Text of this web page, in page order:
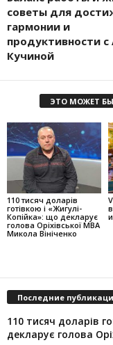
советы для
гармонии и
продуктивности с
Кучиной
ЭТО МОЖЕТ
110 тисяч доларів
готівкою і «Жигулі-
Копійка»: що декларує
голова Оріхівської МВА
Микола Вініченко
Последние
110 тисяч доларів
декларує голова